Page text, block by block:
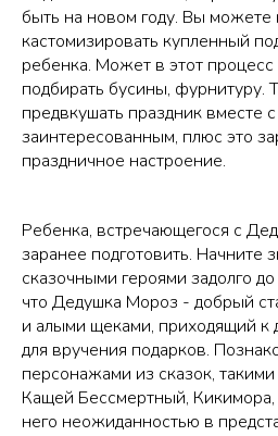
быть на новом году. Вы можете
кастомизировать купленный
ребенка. Может в этот
подбирать бусины, фурнитуру.
предвкушать праздник вместе
заинтересованным, плюс это
праздничное настроение.
Ребенка, встречающегося с
заранее подготовить. Начните
сказочными героями задолго
что Дедушка Мороз - добрый
и алыми щеками, приходящий к
для вручения подарков.
персонажами из сказок,
Кащей Бессмертный, Кикимора,
него неожиданностью в